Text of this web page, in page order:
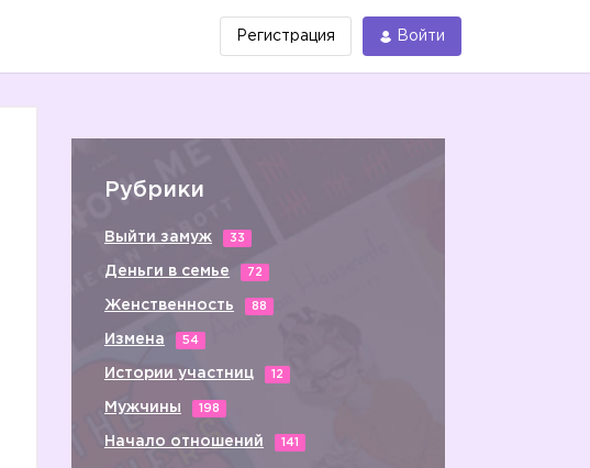
Регистрация Войти
Рубрики
Выйти замуж 33
Деньги в семье 72
Женственность 88
Измена 54
Истории участниц 12
Мужчины 198
Начало отношений 141